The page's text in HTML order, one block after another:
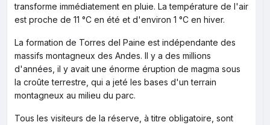
transforme immédiatement en pluie. La température de l'air
est proche de 11 °C en été et d'environ 1 °C en hiver.
La formation de Torres del Paine est indépendante des
massifs montagneux des Andes. Il y a des millions
d'années, il y avait une énorme éruption de magma sous
la croûte terrestre, qui a jeté les bases d'un terrain
montagneux au milieu du parc.
Tous les visiteurs de la réserve, à titre obligatoire, sont